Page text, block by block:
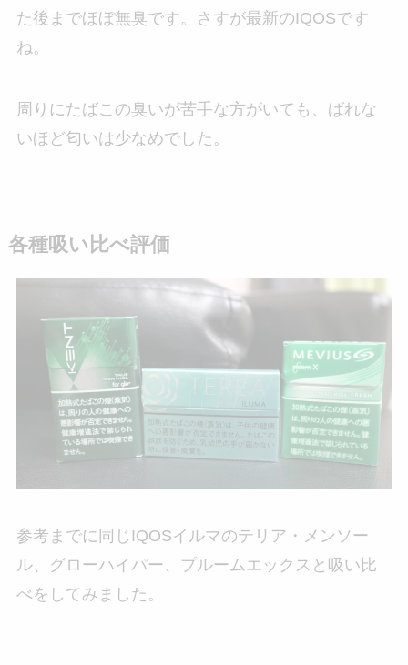
た後までほぼ無臭です。さすが最新のIQOSです
ね。
周りにたばこの臭いが苦手な方がいても、ばれな
いほど匂いは少なめでした。
各種吸い比べ評価
参考までに同じIQOSイルマのテリア・メンソー
ル、グローハイパー、プルームエックスと吸い比
べをしてみました。